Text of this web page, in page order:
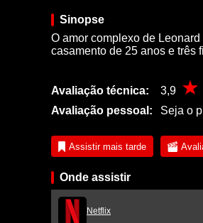
Sinopse
O amor complexo de
casamento de 25 anos e três
Avaliação técnica: 3,9
Avaliação pessoal:
Seja o
Assistir mais tarde
Onde assistir
Netflix